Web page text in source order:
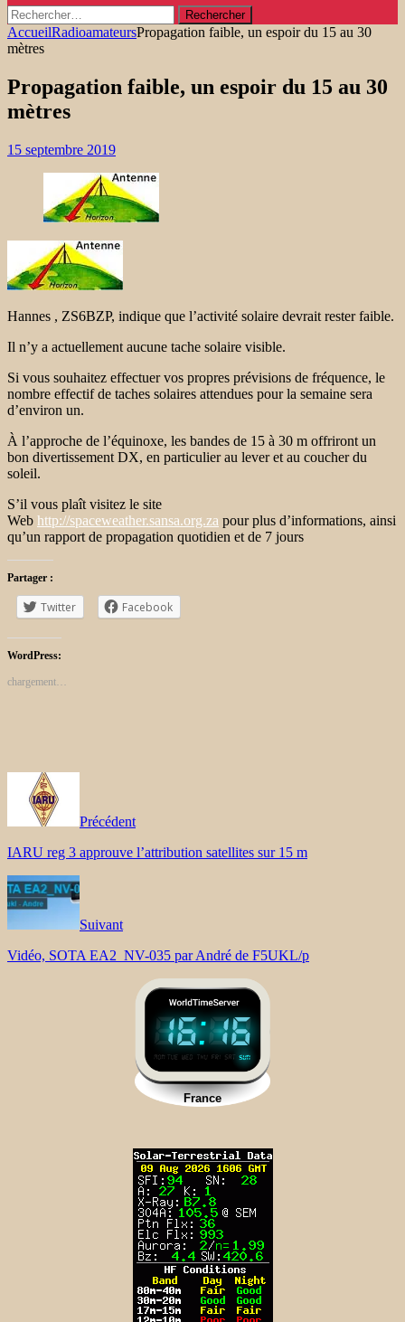
Rechercher :
AccueilRadioamateursPropagation faible, un espoir du 15 au 30
mètres
Propagation faible, un espoir du 15 au 30
mètres
15 septembre 2019
Hannes , ZS6BZP, indique que l’activité solaire devrait rester faible.
Il n’y a actuellement aucune tache solaire visible.
Si vous souhaitez effectuer vos propres prévisions de fréquence, le
nombre effectif de taches solaires attendues pour la semaine sera
d’environ un.
À l’approche de l’équinoxe, les bandes de 15 à 30 m offriront un
bon divertissement DX, en particulier au lever et au coucher du
soleil.
S’il vous plaît visitez le site
Web http://spaceweather.sansa.org.za pour plus d’informations, ainsi
qu’un rapport de propagation quotidien et de 7 jours
Partager :
Twitter Facebook
WordPress:
chargement…
Précédent
IARU reg 3 approuve l’attribution satellites sur 15 m
Suivant
Vidéo, SOTA EA2_NV-035 par André de F5UKL/p